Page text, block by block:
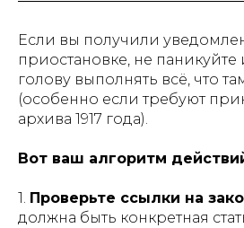
Если вы получили
приостановке, не паникуйте
голову выполнять всё, что
(особенно если требуют
архива 1917 года).
Вот ваш алгоритм
1. Проверьте ссылки на
должна быть конкретная